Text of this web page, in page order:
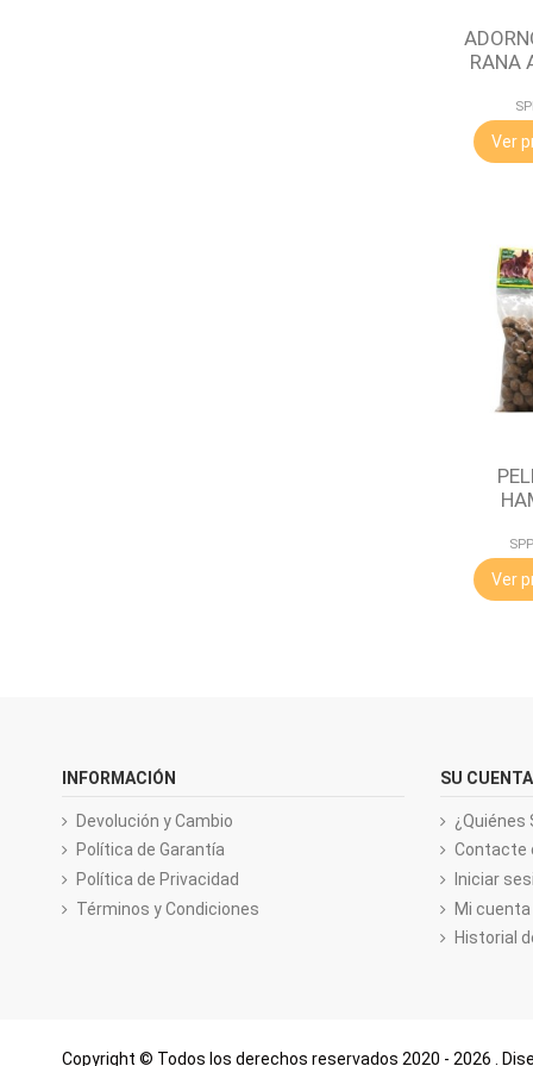
RANA
Ver
Ver
INFORMACIÓN
Devolución y Cambio
Política de Garantía
Política de Privacidad
Términos y Condiciones
SU CUENTA
¿Quiénes
Contacte
Iniciar
Mi cuenta
Historial
Copyright © Todos los derechos reservados 2020 - 2026 .